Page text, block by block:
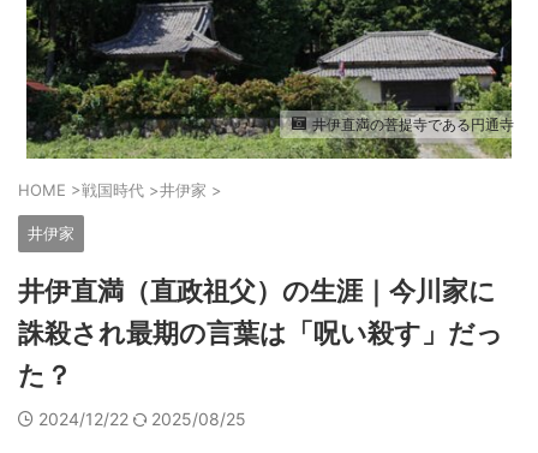
井伊直満の菩提寺である円通寺
HOME >戦国時代 >井伊家 >
井伊家
井伊直満（直政祖父）の生涯｜今川家に
誅殺され最期の言葉は「呪い殺す」だっ
た？
2024/12/22 2025/08/25